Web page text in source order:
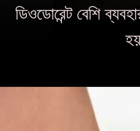
ডিওডোরেন্ট বেশি